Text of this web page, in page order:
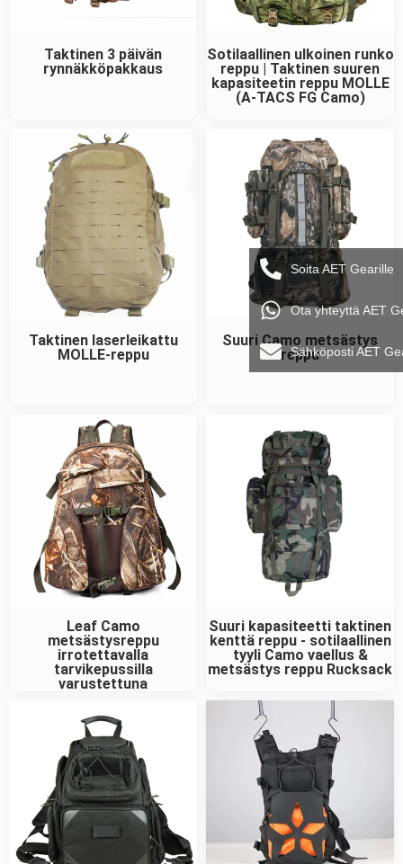
Taktinen 3 päivän
rynnäkköpakkaus
Sotilaallinen ulkoinen runko
reppu | Taktinen suuren
kapasiteetin reppu MOLLE
(A-TACS FG Camo)
Taktinen laserleikattu
MOLLE-reppu
Suuri Camo metsästys
reppu
Leaf Camo
metsästysreppu
irrotettavalla
tarvikepussilla
varustettuna
Suuri kapasiteetti taktinen
kenttä reppu - sotilaallinen
tyyli Camo vaellus &
metsästys reppu Rucksack
Soita AET Gearille
Ota yhteyttä AET
Sähköposti AET